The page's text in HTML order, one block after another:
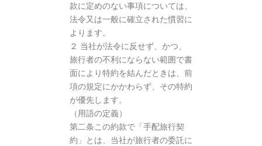
款に定めのない事項については、
法令又は一般に確立された慣習に
よります。
２ 当社が法令に反せず、かつ、
旅行者の不利にならない範囲で書
面により特約を結んだときは、前
項の規定にかかわらず、その特約
が優先します。
（用語の定義）
第二条この約款で「手配旅行契
約」とは、当社が旅行者の委託に